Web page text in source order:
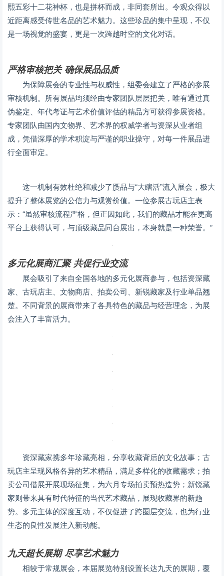
熙五彩十二花神杯，也是拼杯而成，非同套所出。令观众得以
近距离感受传世名品的艺术魅力。这些珍品的集中呈现，不仅
是一场视觉的盛宴，更是一次跨越时空的文化对话。
严格审核把关 确保展品品质
为保障展会的专业性与权威性，组委会建立了严格的参展
审核机制。所有展品均须经由专家团队层层把关，唯有通过真
伪鉴定、年代考证与艺术价值评估的精品方可获得参展资格。
专家团队由国内文物界、艺术界的权威学者与资深从业者组
成，凭借深厚的学术积淀与严谨的职业操守，对每一件展品进
行全面审定。
这一机制有效杜绝和减少了赝品与“大瞎活”流入展会，极大
提升了整体展览的公信力与观赏价值。一位参展古玩店主表
示：“虽然审核流程严格，但正因如此，我们的藏品才能在更高
平台上获得认可，与顶级藏品同台展出，本身就是一种荣誉。”
多元化展商汇聚 共促行业交流
展会吸引了来自全国各地的多元化展商参与，包括资深藏
家、古玩店主、文物商店、拍卖公司、新锐藏家及行业单品翘
楚。不同背景的展商带来了各具特色的藏品与经营理念，为展
会注入了丰富活力。
资深藏家携多年珍藏亮相，分享收藏背后的文化故事；古
玩店主呈现风格各异的艺术精品，满足多样化的收藏需求；拍
卖公司借展开展现场征集，为六月专场拍卖预热造势；新锐藏
家则带来具有时代特征的当代艺术藏品，展现收藏界的新趋
势。多元主体的深度互动，不仅促进了跨圈层交流，也为行业
生态的良性发展注入新动能。
九天超长展期 尽享艺术魅力
相较于常规展会，本届展览特别设置长达九天的展期，覆